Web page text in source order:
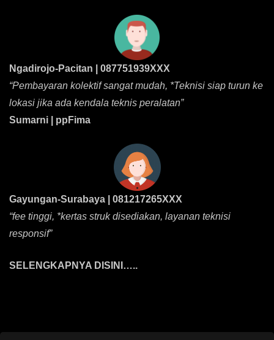
Ngadirojo-Pacitan | 087751939XXX
“Pembayaran kolektif sangat mudah, *Teknisi siap turun ke
lokasi jika ada kendala teknis peralatan”
Sumarni | ppFima
Gayungan-Surabaya | 081217265XXX
“fee tinggi, *kertas struk disediakan, layanan teknisi
responsif”
SELENGKAPNYA DISINI…..